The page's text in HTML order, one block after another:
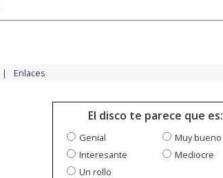
Enlaces
El disco te parece que es:
Genial
Muy bueno
Interesante
Mediocre
Un rollo